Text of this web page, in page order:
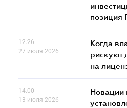
позиция
12.26
27 июля 2026
Когда
рискуют
на
14.00
13 июля 2026
Новации